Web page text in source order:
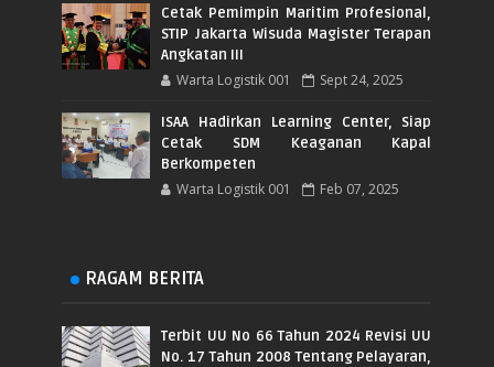
Cetak Pemimpin Maritim Profesional,
STIP Jakarta Wisuda Magister Terapan
Angkatan III
Warta Logistik 001 Sept 24, 2025
ISAA Hadirkan Learning Center, Siap
Cetak SDM Keaganan Kapal
Berkompeten
Warta Logistik 001 Feb 07, 2025
RAGAM BERITA
Terbit UU No 66 Tahun 2024 Revisi UU
No. 17 Tahun 2008 Tentang Pelayaran,